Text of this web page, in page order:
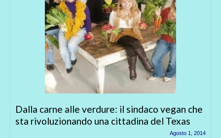
Dalla carne alle verdure: il sindaco vegan che
sta rivoluzionando una cittadina del Texas
Agosto 1, 2014